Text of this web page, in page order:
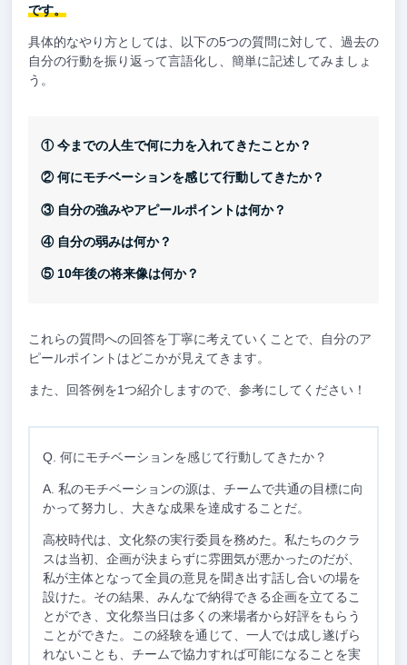
です。
具体的なやり方としては、以下の5つの質問に対して、過去の
自分の行動を振り返って言語化し、簡単に記述してみましょ
う。
① 今までの人生で何に力を入れてきたことか？
② 何にモチベーションを感じて行動してきたか？
③ 自分の強みやアピールポイントは何か？
④ 自分の弱みは何か？
⑤ 10年後の将来像は何か？
これらの質問への回答を丁寧に考えていくことで、自分のア
ピールポイントはどこかが見えてきます。
また、回答例を1つ紹介しますので、参考にしてください！
Q. 何にモチベーションを感じて行動してきたか？
A. 私のモチベーションの源は、チームで共通の目標に向
かって努力し、大きな成果を達成することだ。
高校時代は、文化祭の実行委員を務めた。私たちのクラ
スは当初、企画が決まらずに雰囲気が悪かったのだが、
私が主体となって全員の意見を聞き出す話し合いの場を
設けた。その結果、みんなで納得できる企画を立てるこ
とができ、文化祭当日は多くの来場者から好評をもらう
ことができた。この経験を通じて、一人では成し遂げら
れないことも、チームで協力すれば可能になることを実